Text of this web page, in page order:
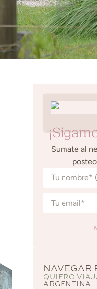
Sumate al
NAVEGAR
QUIERO
ARGENTINA